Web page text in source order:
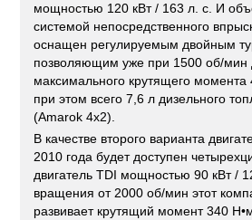
мощностью 120 кВт / 163 л. с. И
системой непосредственного
оснащен регулируемым двойным
позволяющим уже при 1500 об/мин
максимального крутящего момента
при этом всего 7,6 л дизельного
(Amarok 4x2).
В качестве второго варианта
2010 года будет доступен
двигатель TDI мощностью 90 кВт /
вращения от 2000 об/мин этот
развивает крутящий момент 340